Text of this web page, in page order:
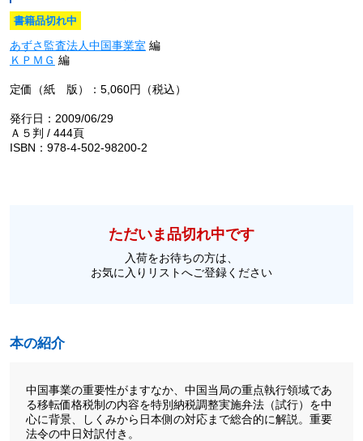
書籍品切れ中
あずさ監査法人中国事業室 編
ＫＰＭＧ 編
定価（紙 版）：5,060円（税込）
発行日：2009/06/29
Ａ５判 / 444頁
ISBN：978-4-502-98200-2
ただいま品切れ中です
入荷をお待ちの方は、
お気に入りリストへご登録ください
本の紹介
中国事業の重要性がますなか、中国当局の重点執行領域であ
る移転価格税制の内容を特別納税調整実施弁法（試行）を中
心に背景、しくみから日本側の対応まで総合的に解説。重要
法令の中日対訳付き。